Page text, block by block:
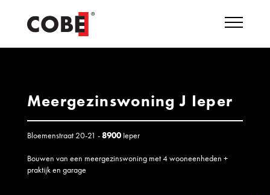
Meergezinswoning J Ieper
Bloemenstraat 20-21 -8900Ieper
Bouwen van een meergezinswoning met 4 wooneenheden +
praktijk en garage